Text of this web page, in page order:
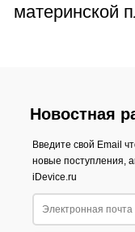
материнской
Новостная
Введите свой Email
новые поступления,
iDevice.ru